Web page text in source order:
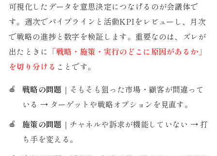
可視化したデータを意思決定につなげるのが会議体で
す。週次でパイプラインと活動KPIをレビューし、月次
で戦略の進捗と数字を検証します。重要なのは、ズレが
出たときに 「戦略・施策・実行のどこに原因があるか」
を切り分ける ことです。
戦略の問題 ｜そもそも狙った市場・顧客が間違って
いる → ターゲットや戦略オプションを見直す。
施策の問題 ｜チャネルや訴求が機能していない → 打
ち手を変える。